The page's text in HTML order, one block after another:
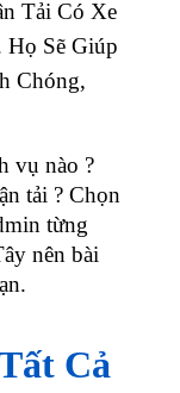
Tải Có Xe
Họ Sẽ Giúp
Chóng,
vụ nào ?
tải ? Chọn
từng
nên bài
Cả